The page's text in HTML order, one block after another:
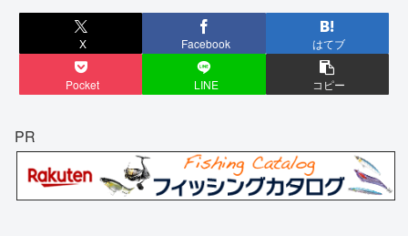
X Facebook はてブ
Pocket LINE コピー
PR